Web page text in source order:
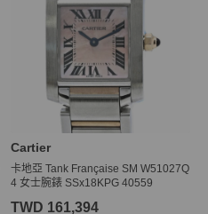
Cartier
卡地亞 Tank Française SM W51027Q
4 女士腕錶 SSx18KPG 40559
TWD 161,394